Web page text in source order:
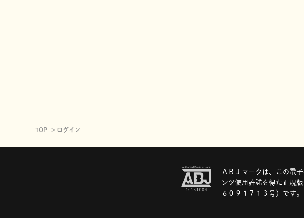
TOP ログイン
ＡＢＪマークは、この電
ンツ使用許諾を得た正規
６０９１７１３号）です。